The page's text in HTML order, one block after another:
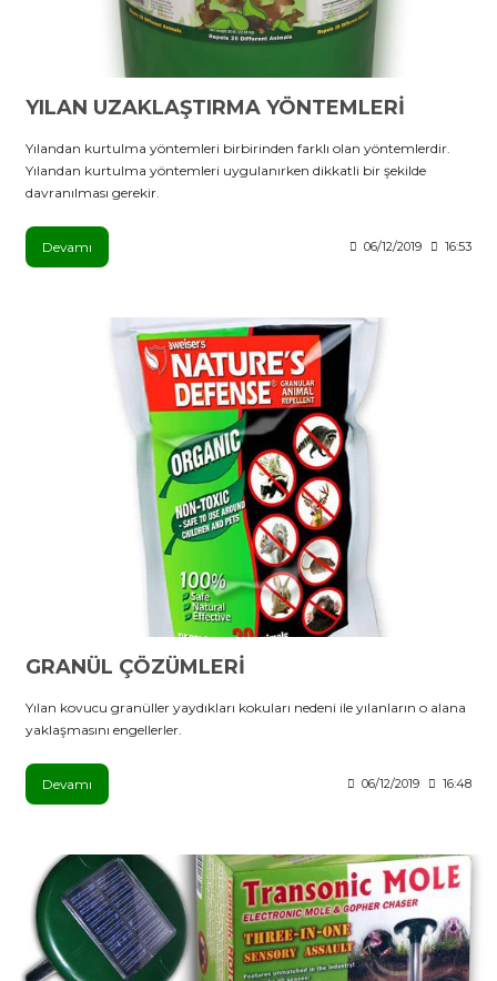
YILAN UZAKLAŞTIRMA YÖNTEMLERİ
Yılandan kurtulma yöntemleri birbirinden farklı olan yöntemlerdir.
Yılandan kurtulma yöntemleri uygulanırken dikkatli bir şekilde
davranılması gerekir.
Devamı 06/12/2019 16:53
GRANÜL ÇÖZÜMLERİ
Yılan kovucu granüller yaydıkları kokuları nedeni ile yılanların o alana
yaklaşmasını engellerler.
Devamı 06/12/2019 16:48